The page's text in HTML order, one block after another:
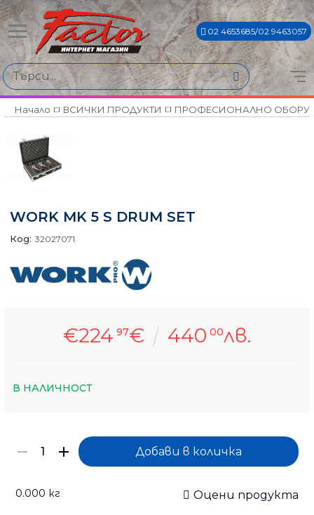
02 4653685/02 9463057
Начало ВСИЧКИ ПРОДУКТИ ПРОФЕСИОНАЛНО
WORK MK 5 S DRUM SET
Код: 32027071
€224 97€ 440 00лв.
В НАЛИЧНОСТ
0.000 кг Оцени продукта